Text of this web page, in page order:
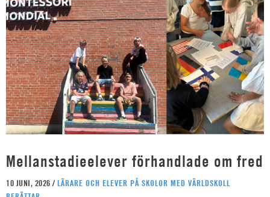
Mellanstadieelever förhandlade om fred
10 JUNI, 2026 / LÄRARE OCH ELEVER PÅ SKOLOR MED VÄRLDSKOLL